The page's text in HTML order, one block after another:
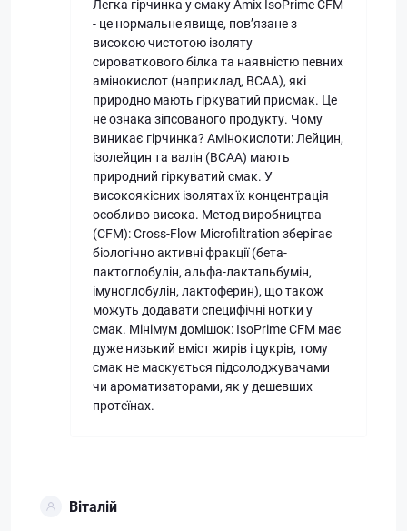
Легка гірчинка у смаку Amix IsoPrime CFM
- це нормальне явище, пов’язане з
високою чистотою ізоляту
сироваткового білка та наявністю певних
амінокислот (наприклад, BCAA), які
природно мають гіркуватий присмак. Це
не ознака зіпсованого продукту. Чому
виникає гірчинка? Амінокислоти: Лейцин,
ізолейцин та валін (BCAA) мають
природний гіркуватий смак. У
високоякісних ізолятах їх концентрація
особливо висока. Метод виробництва
(CFM): Cross-Flow Microfiltration зберігає
біологічно активні фракції (бета-
лактоглобулін, альфа-лактальбумін,
імуноглобулін, лактоферин), що також
можуть додавати специфічні нотки у
смак. Мінімум домішок: IsoPrime CFM має
дуже низький вміст жирів і цукрів, тому
смак не маскується підсолоджувачами
чи ароматизаторами, як у дешевших
протеїнах.
Віталій